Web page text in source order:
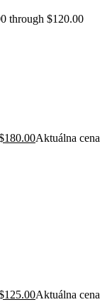
through $120.00
180.00Aktuálna cena
125.00Aktuálna cena